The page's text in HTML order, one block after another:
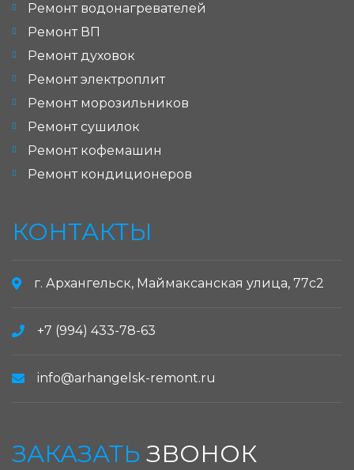
Ремонт водонагревателей
Ремонт ВП
Ремонт духовок
Ремонт электроплит
Ремонт морозильников
Ремонт сушилок
Ремонт кофемашин
Ремонт кондиционеров
КОНТАКТЫ
г. Архангельск, Маймаксанская улица, 77с2
+7 (994) 433-78-63
info@arhangelsk-remont.ru
ЗАКАЗАТЬ ЗВОНОК